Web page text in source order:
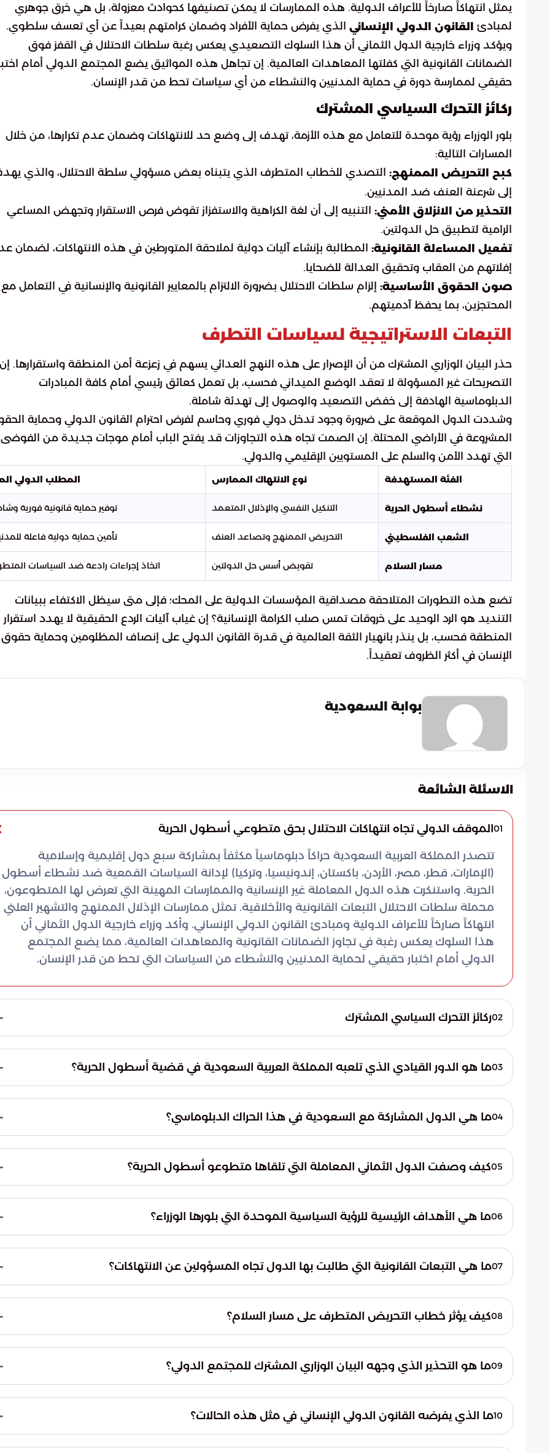
يمثل انتهاكاً صارخاً للأعراف الدولية. هذه الممارسات لا يمكن تصنيفها كحوادث معزولة، بل هي خرق جوهري
لمبادئ
القانون الدولي الإنساني الذي يفرض حماية الأفراد وضمان كرامتهم بعيداً عن أي تعسف سلطوي.
ويؤكد وزراء خارجية الدول الثماني أن هذا السلوك التصعيدي يعكس رغبة سلطات الاحتلال في القفز فوق
الضمانات القانونية التي كفلتها المعاهدات العالمية. إن تجاهل هذه المواثيق يضع المجتمع الدولي أمام
حقيقي لممارسة دورة في حماية المدنيين والنشطاء من أي سياسات تحط من قدر الإنسان.
ركائز التحرك السياسي المشترك
بلور الوزراء رؤية موحدة للتعامل مع هذه الأزمة، تهدف إلى وضع حد للانتهاكات وضمان عدم تكرارها، من خلال
المسارات التالية:
كبح التحريض الممنهج: التصدي للخطاب المتطرف الذي يتبناه بعض مسؤولي سلطة الاحتلال، والذي
إلى شرعنة العنف ضد المدنيين.
التحذير من الانزلاق الأمني: التنبيه إلى أن لغة الكراهية والاستفزاز تقوض فرص الاستقرار وتجهض المساعي
الرامية لتطبيق حل الدولتين.
تفعيل المساءلة القانونية: المطالبة بإنشاء آليات دولية لملاحقة المتورطين في هذه الانتهاكات، لضمان
إفلاتهم من العقاب وتحقيق العدالة للضحايا.
صون الحقوق الأساسية: إلزام سلطات الاحتلال بضرورة الالتزام بالمعايير القانونية والإنسانية في التعامل مع
المحتجزين، بما يحفظ آدميتهم.
التبعات الاستراتيجية لسياسات التطرف
حذر البيان الوزاري المشترك من أن الإصرار على هذه النهج العدائي يسهم في زعزعة أمن المنطقة واستقرارها. إن
التصريحات غير المسؤولة لا تعقد الوضع الميداني فحسب، بل تعمل كعائق رئيسي أمام كافة المبادرات
الدبلوماسية الهادفة إلى خفض التصعيد والوصول إلى تهدئة شاملة.
وشددت الدول الموقعة على ضرورة وجود تدخل دولي فوري وحاسم لفرض احترام القانون الدولي وحماية
المشروعة في الأراضي المحتلة. إن الصمت تجاه هذه التجاوزات قد يفتح الباب أمام موجات جديدة من الفوضى
التي تهدد الأمن والسلم على المستويين الإقليمي والدولي.
الفئة المستهدفة نوع الانتهاك الممارس المطلب الدولي
نشطاء أسطول الحرية التنكيل النفسي والإذلال المتعمد توفير حماية قانونية فورية
الشعب الفلسطيني التحريض الممنهج وتصاعد العنف تأمين حماية دولية فاعلة
مسار السلام تقويض أسس حل الدولتين اتخاذ إجراءات رادعة ضد السياسات
تضع هذه التطورات المتلاحقة مصداقية المؤسسات الدولية على المحك؛ فإلى متى سيظل الاكتفاء ببيانات
التنديد هو الرد الوحيد على خروقات تمس صلب الكرامة الإنسانية؟ إن غياب آليات الردع الحقيقية لا يهدد استقرار
المنطقة فحسب، بل ينذر بانهيار الثقة العالمية في قدرة القانون الدولي على إنصاف المظلومين وحماية حقوق
الإنسان في أكثر الظروف تعقيداً.
بوابة السعودية
الاسئلة الشائعة
01الموقف الدولي تجاه انتهاكات الاحتلال بحق متطوعي أسطول الحرية
تتصدر المملكة العربية السعودية حراكاً دبلوماسياً مكثفاً بمشاركة سبع دول إقليمية وإسلامية
(الإمارات، قطر، مصر، الأردن، باكستان، إندونيسيا، وتركيا) لإدانة السياسات القمعية ضد نشطاء أسطول
الحرية. واستنكرت هذه الدول المعاملة غير الإنسانية والممارسات المهينة التي تعرض لها المتطوعون،
محملة سلطات الاحتلال التبعات القانونية والأخلاقية. تمثل ممارسات الإذلال الممنهج والتشهير العلني
انتهاكاً صارخاً للأعراف الدولية ومبادئ القانون الدولي الإنساني. وأكد وزراء خارجية الدول الثماني أن
هذا السلوك يعكس رغبة في تجاوز الضمانات القانونية والمعاهدات العالمية، مما يضع المجتمع
الدولي أمام اختبار حقيقي لحماية المدنيين والنشطاء من السياسات التي تحط من قدر الإنسان.
02ركائز التحرك السياسي المشترك
من أن النهج العدائي يزعزع أمن المنطقة ويعيق المبادرات الدبلوماسية. وشددت الدول على ضرورة
التدخل الدولي الفوري لفرض احترام القانون الدولي، مؤكدة أن الصمت تجاه هذه التجاوزات قد يفتح
الباب أمام موجات جديدة من الفوضى التي تهدد السلم الإقليمي والدولي.
03ما هو الدور القيادي الذي تلعبه المملكة العربية السعودية في قضية أسطول الحرية؟
أخرى، يهدف إلى إدانة الممارسات القمعية والانتهاكات التي تعرض لها نشطاء أسطول الحرية،
والمطالبة بمحاسبة المسؤولين عنها.
04ما هي الدول المشاركة مع السعودية في هذا الحراك الدبلوماسي؟
وإندونيسيا، وتركيا، حيث اجتمعت هذه الدول على رؤية موحدة لمواجهة التجاوزات القانونية والأخلاقية05كيف وصفت الدول الثماني المعاملة التي تلقاها متطوعو أسطول الحرية؟
خرقاً جوهرياً لمبادئ القانون الدولي الإنساني والكرامة البشرية التي كفلتها المواثيق الدولية.06ما هي الأهداف الرئيسية للرؤية السياسية الموحدة التي بلورها الوزراء؟
الاستقرار، وتفعيل المساءلة القانونية لضمان عدم الإفلات من العقاب، بالإضافة إلى إلزام الاحتلال
بالمعايير الإنسانية.
07ما هي التبعات القانونية التي طالبت بها الدول تجاه المسؤولين عن الانتهاكات؟
في هذه التجاوزات، وذلك لضمان تحقيق العدالة للضحايا ومنع تكرار مثل هذه الاعتداءات في08كيف يؤثر خطاب التحريض المتطرف على مسار السلام؟
وزعزعة أمن المنطقة، كما يعمل كعائق رئيسي يجهض المساعي الدبلوماسية الرامية لتطبيق حل09ما هو التحذير الذي وجهه البيان الوزاري المشترك للمجتمع الدولي؟
الأمنية، وقد يفتح الباب أمام موجات فوضى تهدد الأمن والسلم على المستويين الإقليمي والدولي.10ما الذي يفرضه القانون الدولي الإنساني في مثل هذه الحالات؟